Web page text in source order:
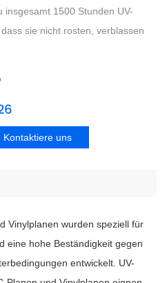
insgesamt 1500 Stunden UV-
sie nicht rosten, verblassen
Kontaktiere uns
Vinylplanen wurden speziell für
eine hohe Beständigkeit gegen
entwickelt. UV-